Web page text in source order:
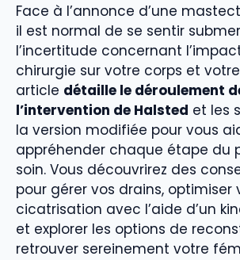
Face à l’annonce d’une
il est normal de se sentir
l’incertitude concernant
chirurgie sur votre corps et
article détaille le déroulement
l’intervention de Halsted et les
la version modifiée pour vous
appréhender chaque étape du
soin. Vous découvrirez des
pour gérer vos drains, optimiser
cicatrisation avec l’aide d’un
et explorer les options de
retrouver sereinement votre